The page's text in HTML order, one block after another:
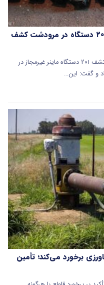
تداوم برخورد با ماینرهای غیرمجاز؛ ۲۰۱ دستگاه در مرودشت کشف
مدیرعامل شرکت توزیع نیروی برق شیراز از کشف ۲۰۱ دستگاه ماینر غیرمجاز در
و گفت: این…
برخورد می‌کند؛ تأمین